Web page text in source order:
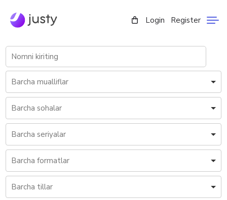
Login Register